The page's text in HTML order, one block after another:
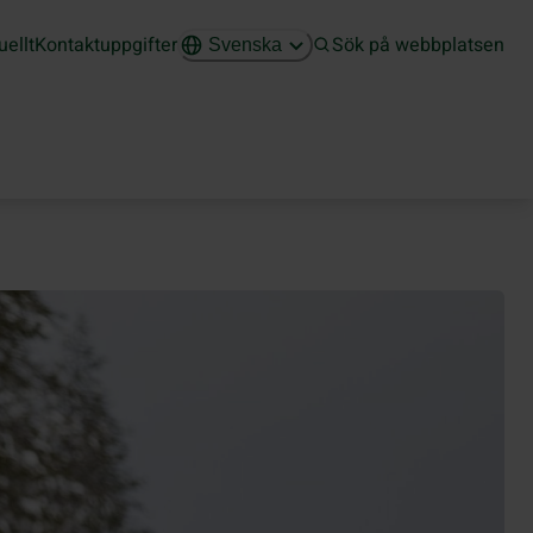
Kontaktuppgifter Svenska Sök på webbplatsen